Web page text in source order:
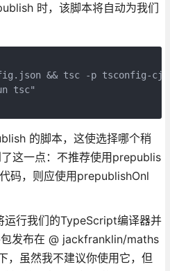
时，该脚本将自动为我们
&& tsc -p tsconfig-
tsc"
的脚本，这使选择哪个稍
这一点：不推荐使用prepublis
码，则应使用prepublishOnl
行我们的TypeScript编译器并
发布在 @ jackfranklin/maths
虽然我不建议你使用它，但